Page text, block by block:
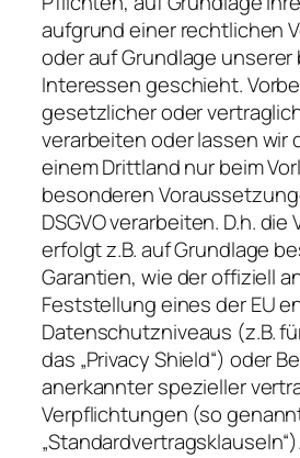
aufgrund einer rechtlichen
oder auf Grundlage
Interessen geschieht.
gesetzlicher oder
verarbeiten oder lassen wir
einem Drittland nur beim
besonderen
DSGVO verarbeiten. D.h.
erfolgt z.B. auf Grundlage
Garantien, wie der offiziell
Feststellung eines der EU
Datenschutzniveaus (z.B.
das „Privacy Shield“) oder
anerkannter spezieller
Verpflichtungen (so
„Standardvertragsklauseln“).